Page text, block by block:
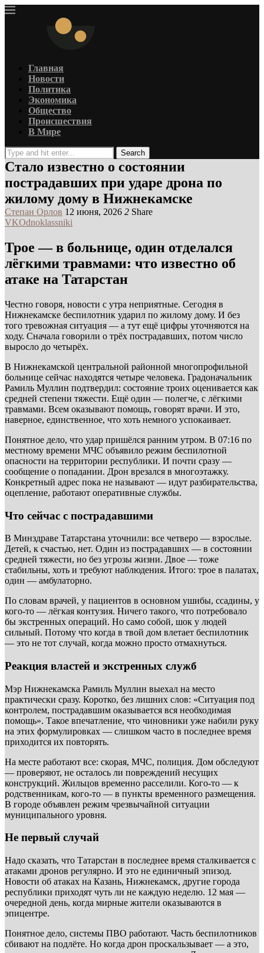
Главная
Новости
Политика
Экономика
Общество
Происшествия
В Мире
Search
Стало известно о состоянии
пострадавших при ударе дрона по
жилому дому в Нижнекамске
Степан Орлов 12 июня, 2026 2 Share
VKOdnoklassniki
Трое — в больнице, один отделался
лёгкими травмами: что известно об
атаке на Татарстан
Честно говоря, новости с утра неприятные. Сегодня в
Нижнекамске беспилотник ударил по жилому дому. И без
того тревожная ситуация — а тут ещё цифры уточняются на
ходу. Сначала говорили о трёх пострадавших, потом число
выросло до четырёх.
В Нижнекамской центральной районной многопрофильной
больнице сейчас находятся четыре человека. Градоначальник
Рамиль Муллин подтвердил: состояние троих оценивается как
средней степени тяжести. Ещё один — полегче, с лёгкими
травмами. Всем оказывают помощь, говорят врачи. И это,
наверное, единственное, что хоть немного успокаивает.
Понятное дело, что удар пришёлся ранним утром. В 07:16 по
местному времени МЧС объявило режим беспилотной
опасности на территории республики. И почти сразу —
сообщение о попадании. Дрон врезался в многоэтажку.
Конкретный адрес пока не называют — идут разбирательства,
оцепление, работают оперативные службы.
Что сейчас с пострадавшими
В Минздраве Татарстана уточнили: все четверо — взрослые.
Детей, к счастью, нет. Один из пострадавших — в состоянии
средней тяжести, но без угрозы жизни. Двое — тоже
стабильны, хоть и требуют наблюдения. Итого: трое в палатах,
один — амбулаторно.
По словам врачей, у пациентов в основном ушибы, ссадины, у
кого-то — лёгкая контузия. Ничего такого, что потребовало
бы экстренных операций. Но само собой, шок у людей
сильный. Потому что когда в твой дом влетает беспилотник
— это не тот случай, когда можно просто отмахнуться.
Реакция властей и экстренных служб
Мэр Нижнекамска Рамиль Муллин выехал на место
практически сразу. Коротко, без лишних слов: «Ситуация под
контролем, пострадавшим оказывается вся необходимая
помощь». Такое впечатление, что чиновники уже набили руку
на этих формулировках — слишком часто в последнее время
приходится их повторять.
На месте работают все: скорая, МЧС, полиция. Дом обследуют
— проверяют, не осталось ли повреждений несущих
конструкций. Жильцов временно расселили. Кого-то — к
родственникам, кого-то — в пункты временного размещения.
В городе объявлен режим чрезвычайной ситуации
муниципального уровня.
Не первый случай
Надо сказать, что Татарстан в последнее время сталкивается с
атаками дронов регулярно. И это не единичный эпизод.
Новости об атаках на Казань, Нижнекамск, другие города
республики приходят чуть ли не каждую неделю. 12 мая —
очередной день, когда мирные жители оказываются в
эпицентре.
Понятное дело, системы ПВО работают. Часть беспилотников
сбивают на подлёте. Но когда дрон проскальзывает — а это,